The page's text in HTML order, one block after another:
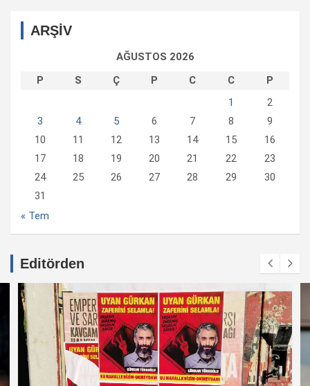
ARŞİV
AĞUSTOS 2026
P
S Ç P C C
P
1
2
3
4 5 6 7 8
9
10
11 12 13 14 15
16
17
18 19 20 21 22
23
24
25 26 27 28 29
30
31
« Tem
Editörden